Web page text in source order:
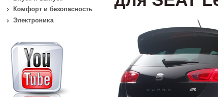
Комфорт и безопасность
Электроника